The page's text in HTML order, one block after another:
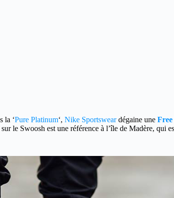
la ‘Pure Platinum‘, Nike Sportsweardégaine une
le Swoosh est une référence à l’île de Madère, qui